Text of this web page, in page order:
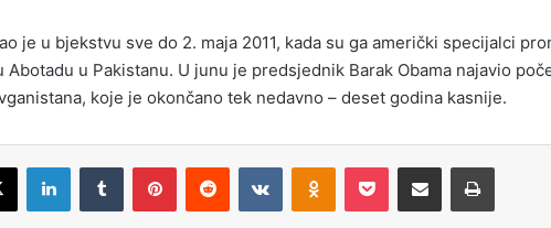
je u bjekstvu sve do 2. maja 2011, kada su ga američki specijalci
u Pakistanu. U junu je predsjednik Barak Obama najavio
koje je okončano tek nedavno – deset godina kasnije.